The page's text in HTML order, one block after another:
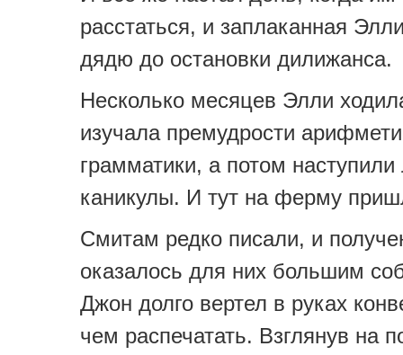
расстаться, и заплаканная
дядю до остановки дилижанса.
Несколько месяцев Элли
изучала премудрости
грамматики, а потом наступили
каникулы. И тут на ферму
Смитам редко писали, и
оказалось для них большим
Джон долго вертел в руках
чем распечатать. Взглянув на